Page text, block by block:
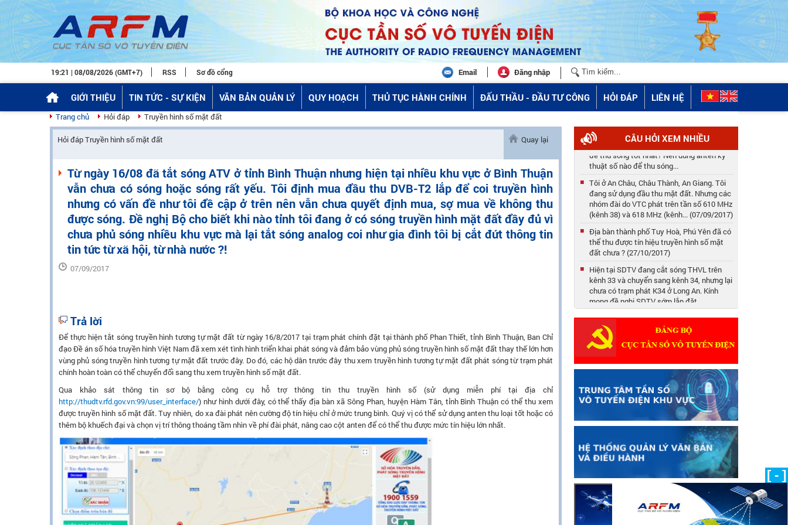
19:21 | 08/08/2026 (GMT+7) RSS Sơ đồ cổng Email Đăng nhập
GIỚI THIỆU TIN TỨC - SỰ KIỆN VĂN BẢN QUẢN LÝ QUY HOẠCH THỦ TỤC HÀNH CHÍNH ĐẤU THẦU - ĐẦU TƯ CÔNG HỎI ĐÁP LIÊN HỆ
Trang chủ Hỏi đáp Truyền hình số mặt đất
Hỏi đáp Truyền hình số mặt đất Quay lại
Từ ngày 16/08 đã tắt sóng ATV ở tỉnh Bình Thuận nhưng hiện tại nhiều khu vực ở Bình Thuận
vẫn chưa có sóng hoặc sóng rất yếu. Tôi định mua đầu thu DVB-T2 lắp để coi truyền hình
nhưng có vấn đề như tôi đề cập ở trên nên vẫn chưa quyết định mua, sợ mua về không thu
được sóng. Đề nghị Bộ cho biết khi nào tỉnh tôi đang ở có sóng truyền hình mặt đất đầy đủ vì
chưa phủ sóng nhiều khu vực mà lại tắt sóng analog coi như gia đình tôi bị cắt đứt thông tin
tin tức từ xã hội, từ nhà nước ?!
07/09/2017
Trả lời
Để thực hiện tắt sóng truyền hình tương tự mặt đất từ ngày 16/8/2017 tại trạm phát chính đặt tại thành phố Phan Thiết, tỉnh Bình Thuận, Ban Chỉ
đạo Đề án số hóa truyền hình Việt Nam đã xem xét tình hình triển khai phát sóng và đảm bảo vùng phủ sóng truyền hình số mặt đất thay thế lớn hơn
vùng phủ sóng truyền hình tương tự mặt đất trước đây. Do đó, các hộ dân trước đây thu xem truyền hình tương tự mặt đất phát sóng từ trạm phát
chính hoàn toàn có thể chuyển đổi sang thu xem truyền hình số mặt đất.
Qua khảo sát thông tin sơ bộ bằng công cụ hỗ trợ thông tin thu truyền hình số (sử dụng miễn phí tại địa chỉ
http://thudtv.rfd.gov.vn:99/user_interface/) như hình dưới đây, có thể thấy địa bàn xã Sông Phan, huyện Hàm Tân, tỉnh Bình Thuận có thể thu xem
được truyền hình số mặt đất. Tuy nhiên, do xa đài phát nên cường độ tín hiệu chỉ ở mức trung bình. Quý vị có thể sử dụng anten thu loại tốt hoặc có
thêm bộ khuếch đại và chọn vị trí thông thoáng tầm nhìn về phí đài phát, nâng cao cột anten để có thể thu được mức tín hiệu lớn nhất.
CÂU HỎI XEM NHIỀU
Ở Phú Thọ thì thu sóng kỹ thuật số của Đài
phát nào, ở đâu? Anten quay về hướng nào
để thu sóng tốt nhất? Nên dùng anten kỹ
thuật số nào để thu sóng...
Tôi ở An Châu, Châu Thành, An Giang. Tôi
đang sử dụng đầu thu mặt đất. Nhưng các
nhóm đài do VTC phát trên tần số 610 MHz
(kênh 38) và 618 MHz (kênh... (07/09/2017)
Địa bàn thành phố Tuy Hoà, Phú Yên đã có
thể thu được tín hiệu truyền hình số mặt
đất chưa ? (27/10/2017)
Hiện tại SDTV đang cắt sóng THVL trên
kênh 33 và chuyển sang kênh 34, nhưng lại
chưa có trạm phát K34 ở Long An. Kính
mong đề nghị SDTV sớm lắp đặt...
Tại sao tỉnh Long An không xem được Vĩnh
Long 1 và Vĩnh Long 2 trên đầu thu DVB-
T2, tôi dùng anten trong nhà mà không
xem được.
Câu 23: Các thiết bị vô tuyến điện đặt trên
tàu cá có phải xin cấp phép sử dụng tần số
không? (10/05/2019)
Câu 16: Tôi hiện đang làm việc tại đài phát
thanh của 01 huyện miền núi. Tôi có nghe
nói đến quy định mới về quy hoạch sử
dụng kênh tần số phát thanh...
(03/05/2019)
Câu 21: Thủ tục cấp giấy phép sử dụng tần
số vô tuyến điện đối với Đài tàu cho Tổ
chức, cá nhân khi mua,bán lại tàu biển,
phương tiện thủy nội địa. (08/05/2019)
Câu 51: Điều kiện để được thuê thiết bị vô
tuyến điện nghiệp dư là gì? (08/06/2019)
[ - ]